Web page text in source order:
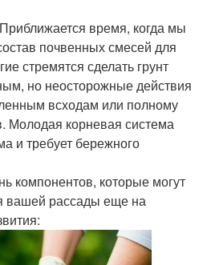
время, когда мы
почвенных смесей для
стремятся сделать грунт
но неосторожные действия
всходам или полному
Молодая корневая система
и требует бережного
компонентов, которые могут
вашей рассады еще на